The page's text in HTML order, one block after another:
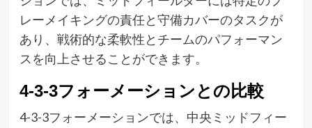
レーメイキングの責任と守備カバーのタスクが
あり、戦術的な柔軟性とチームのパフォーマン
スを向上させることができます。
4-3-3フォーメーションとの比較
4-3-3フォーメーションでは、中央ミッドフィー